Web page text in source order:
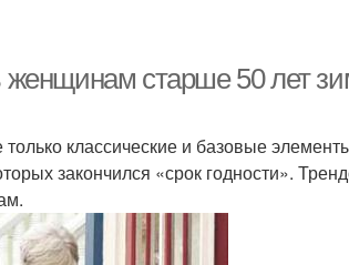
старше 50 лет
классические и базовые
закончился «срок годности».